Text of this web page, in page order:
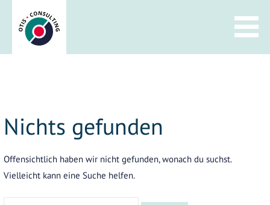
Inhalt
springen
Nichts gefunden
Offensichtlich haben wir nicht gefunden, wonach du suchst.
Vielleicht kann eine Suche helfen.